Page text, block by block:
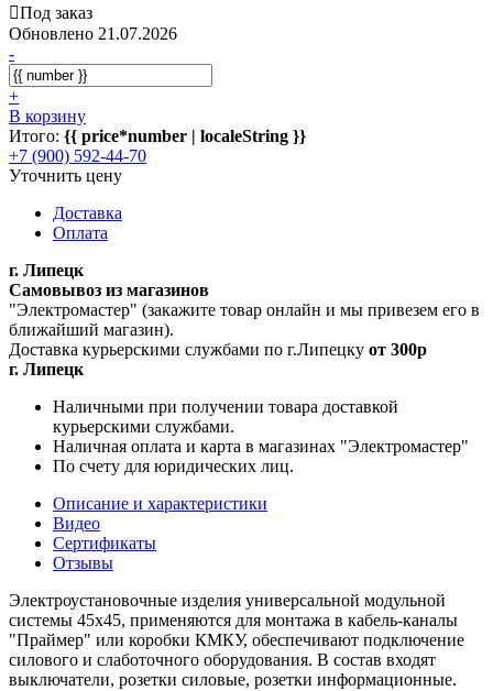
Под заказ
Обновлено 21.07.2026
-
+
В корзину
Итого: {{ price*number | localeString }}
+7 (900) 592-44-70
Уточнить цену
Доставка
Оплата
г. Липецк
Самовывоз из магазинов
"Электромастер" (закажите товар онлайн и мы привезем его в
ближайший магазин).
Доставка курьерскими службами по г.Липецку от 300р
г. Липецк
Наличными при получении товара доставкой
курьерскими службами.
Наличная оплата и карта в магазинах "Электромастер"
По счету для юридических лиц.
Описание и характеристики
Видео
Сертификаты
Отзывы
Электроустановочные изделия универсальной модульной
системы 45х45, применяются для монтажа в кабель-каналы
"Праймер" или коробки КМКУ, обеспечивают подключение
силового и слаботочного оборудования. В состав входят
выключатели, розетки силовые, розетки информационные.